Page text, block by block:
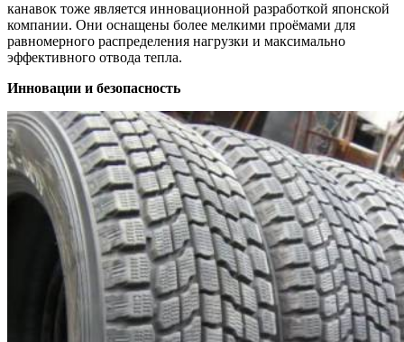
канавок тоже является инновационной разработкой японской
компании. Они оснащены более мелкими проёмами для
равномерного распределения нагрузки и максимально
эффективного отвода тепла.
Инновации и безопасность